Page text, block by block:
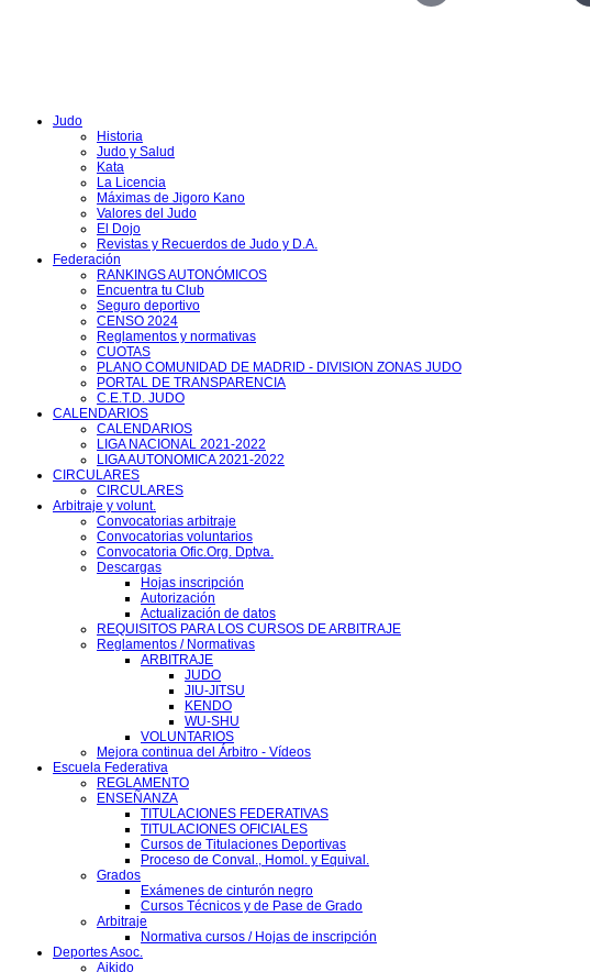
Judo
Historia
Judo y Salud
Kata
La Licencia
Máximas de Jigoro Kano
Valores del Judo
El Dojo
Revistas y Recuerdos de Judo y D.A.
Federación
RANKINGS AUTONÓMICOS
Encuentra tu Club
Seguro deportivo
CENSO 2024
Reglamentos y normativas
CUOTAS
PLANO COMUNIDAD DE MADRID - DIVISION ZONAS JUDO
PORTAL DE TRANSPARENCIA
C.E.T.D. JUDO
CALENDARIOS
CALENDARIOS
LIGA NACIONAL 2021-2022
LIGA AUTONOMICA 2021-2022
CIRCULARES
CIRCULARES
Arbitraje y volunt.
Convocatorias arbitraje
Convocatorias voluntarios
Convocatoria Ofic.Org. Dptva.
Descargas
Hojas inscripción
Autorización
Actualización de datos
REQUISITOS PARA LOS CURSOS DE ARBITRAJE
Reglamentos / Normativas
ARBITRAJE
JUDO
JIU-JITSU
KENDO
WU-SHU
VOLUNTARIOS
Mejora continua del Árbitro - Vídeos
Escuela Federativa
REGLAMENTO
ENSEÑANZA
TITULACIONES FEDERATIVAS
TITULACIONES OFICIALES
Cursos de Titulaciones Deportivas
Proceso de Conval., Homol. y Equival.
Grados
Exámenes de cinturón negro
Cursos Técnicos y de Pase de Grado
Arbitraje
Normativa cursos / Hojas de inscripción
Deportes Asoc.
Aikido